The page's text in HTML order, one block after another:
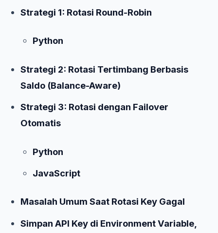
Strategi 1: Rotasi Round-Robin
Python
Strategi 2: Rotasi Tertimbang Berbasis
Saldo (Balance-Aware)
Strategi 3: Rotasi dengan Failover
Otomatis
Python
JavaScript
Masalah Umum Saat Rotasi Key Gagal
Simpan API Key di Environment Variable,